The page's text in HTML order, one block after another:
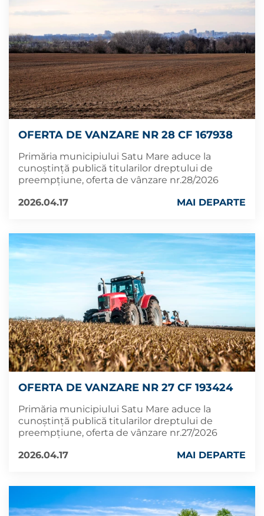
OFERTA DE VANZARE NR 28 CF 167938
Primăria municipiului Satu Mare aduce la
cunoștință publică titularilor dreptului de
preempțiune, oferta de vânzare nr.28/2026
2026.04.17
MAI DEPARTE
OFERTA DE VANZARE NR 27 CF 193424
Primăria municipiului Satu Mare aduce la
cunoștință publică titularilor dreptului de
preempțiune, oferta de vânzare nr.27/2026
2026.04.17
MAI DEPARTE